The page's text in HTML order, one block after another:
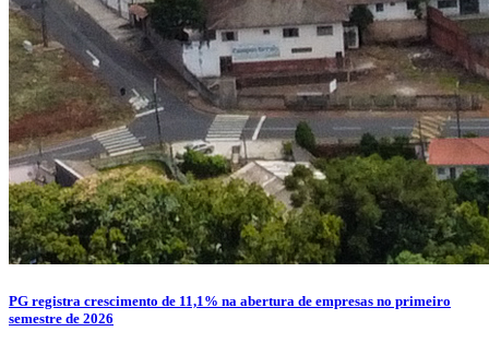
PG registra crescimento de 11,1% na abertura de empresas no primeiro
semestre de 2026